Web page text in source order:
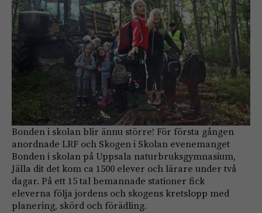
Bonden i skolan blir ännu större! För första gången
anordnade LRF och Skogen i Skolan evenemanget
Bonden i skolan på Uppsala naturbruksgymnasium,
Jälla dit det kom ca 1500 elever och lärare under två
dagar. På ett 15 tal bemannade stationer fick
eleverna följa jordens och skogens kretslopp med
planering, skörd och förädling.